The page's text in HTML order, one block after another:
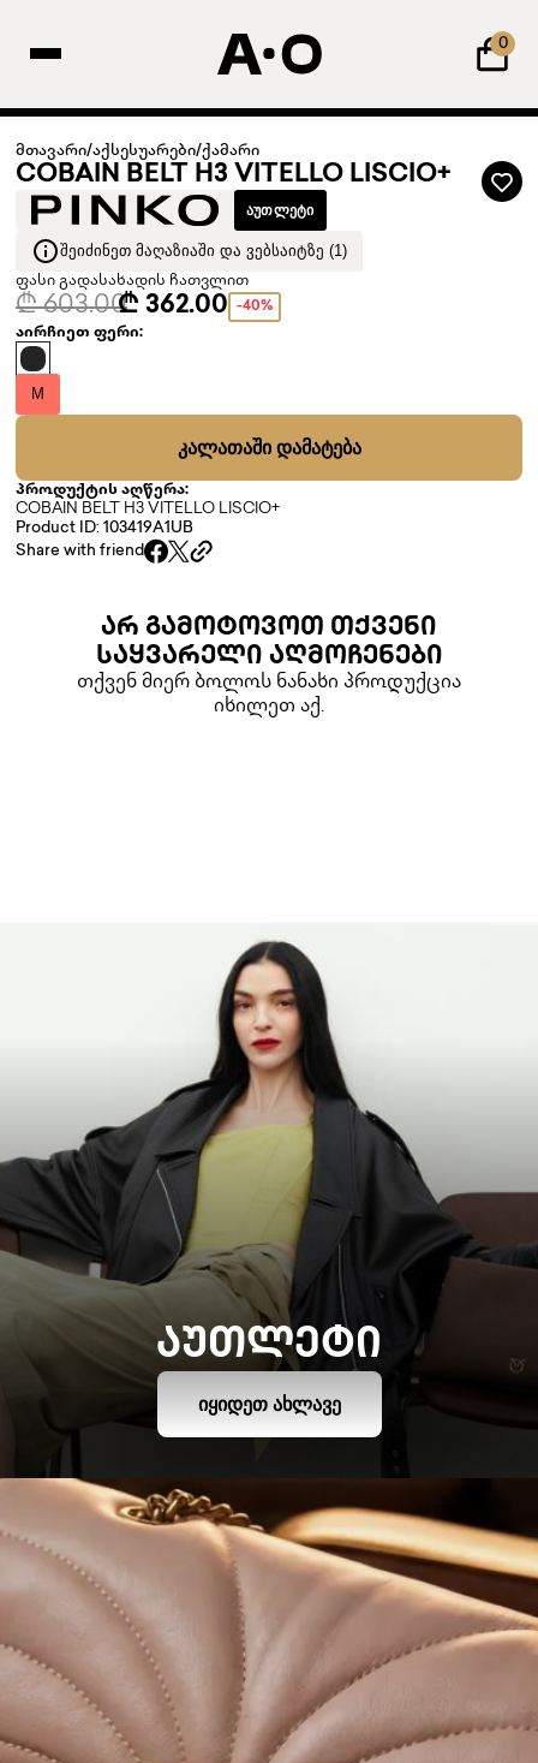
0
მთავარი/აქსესუარები/ქამარი
COBAIN BELT H3 VITELLO LISCIO+
ᲐᲣᲗᲚᲔᲢᲘ
ᲨᲔᲘᲫᲘᲜᲔᲗ ᲛᲐᲦᲐᲖᲘᲐᲨᲘ ᲓᲐ ᲕᲔᲑᲡᲐᲘᲢᲖᲔ (1)
ფასი გადასახადის ჩათვლით
₾ 603.00₾ 362.00 -40%
აირჩიეთ ფერი:
M
ᲙᲐᲚᲐᲗᲐᲨᲘ ᲓᲐᲛᲐᲢᲔᲑᲐ
პროდუქტის აღწერა:
COBAIN BELT H3 VITELLO LISCIO+
Product ID: 103419A1UB
Share with friend
ᲐᲠ ᲒᲐᲛᲝᲢᲝᲕᲝᲗ ᲗᲥᲕᲔᲜᲘ
ᲡᲐᲧᲕᲐᲠᲔᲚᲘ ᲐᲦᲛᲝᲩᲔᲜᲔᲑᲘ
თქვენ მიერ ბოლოს ნანახი პროდუქცია
იხილეთ აქ.
ᲐᲣᲗᲚᲔᲢᲘ
ᲘᲧᲘᲓᲔᲗ ᲐᲮᲚᲐᲕᲔ